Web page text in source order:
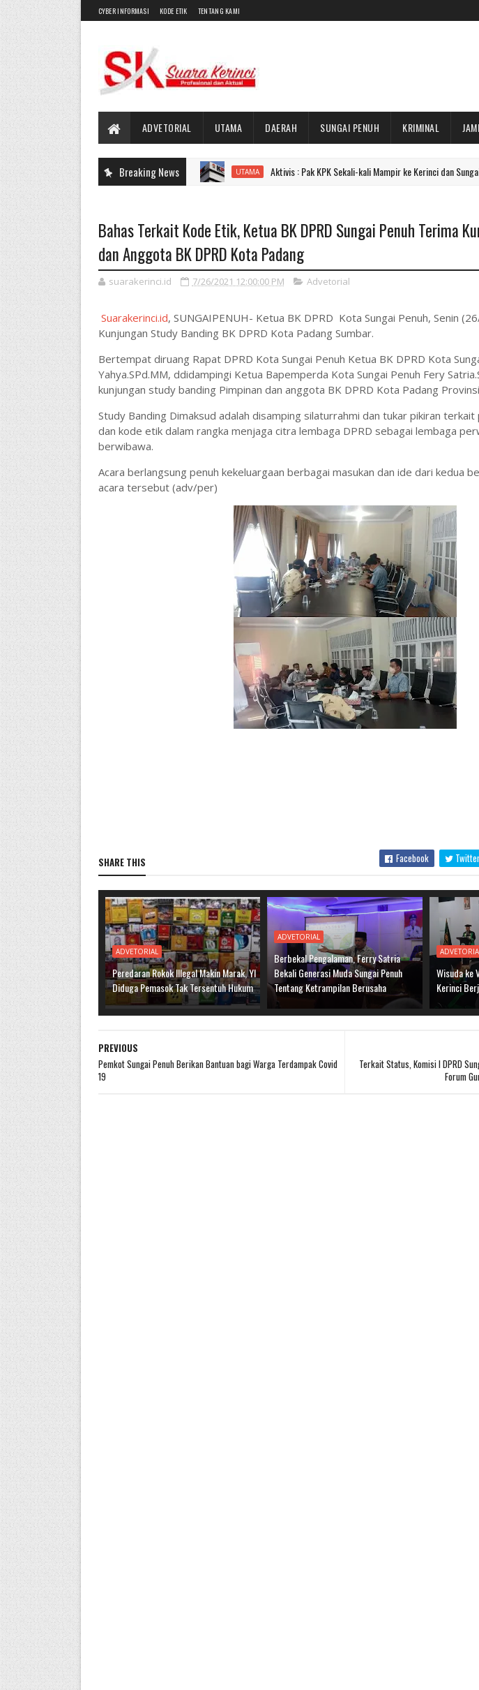
CYBER INFORMASI KODE ETIK TENTANG KAMI
ADVETORIAL UTAMA DAERAH SUNGAI PENUH KRIMINAL
Breaking News UTAMA Aktivis : Pak KPK Sekali-kali Mampir ke Kerinci dan Sungai Penuh
Bahas Terkait Kode Etik, Ketua BK DPRD Sungai Penuh Terima
dan Anggota BK DPRD Kota Padang
suarakerinci.id 7/26/2021 12:00:00 PM Advetorial
Suarakerinci.id, SUNGAIPENUH- Ketua BK DPRD Kota Sungai Penuh, Senin
Kunjungan Study Banding BK DPRD Kota Padang Sumbar.
Bertempat diruang Rapat DPRD Kota Sungai Penuh Ketua BK DPRD Kota
Yahya.SPd.MM, ddidampingi Ketua Bapemperda Kota Sungai Penuh Fery
kunjungan study banding Pimpinan dan anggota BK DPRD Kota Padang
Study Banding Dimaksud adalah disamping silaturrahmi dan tukar pikiran
dan kode etik dalam rangka menjaga citra lembaga DPRD sebagai lembaga
berwibawa.
Acara berlangsung penuh kekeluargaan berbagai masukan dan ide dari kedua
acara tersebut (adv/per)
SHARE THIS Facebook
ADVETORIAL
Peredaran Rokok Illegal Makin Marak, YI
Diduga Pemasok Tak Tersentuh Hukum
ADVETORIAL
Berbekal Pengalaman, Ferry Satria
Bekali Generasi Muda Sungai Penuh
Tentang Ketrampilan Berusaha
Wisuda ke
Kerinci
Terkait Status, Komisi I DPRD
Forum
PREVIOUS
Pemkot Sungai Penuh Berikan Bantuan bagi Warga Terdampak Covid
19